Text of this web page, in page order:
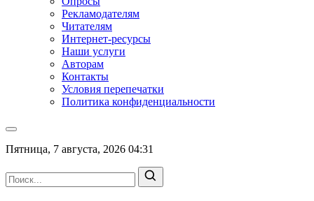
Рекламодателям
Читателям
Интернет-ресурсы
Наши услуги
Авторам
Контакты
Условия перепечатки
Политика конфиденциальности
Пятница, 7 августа, 2026 04:31